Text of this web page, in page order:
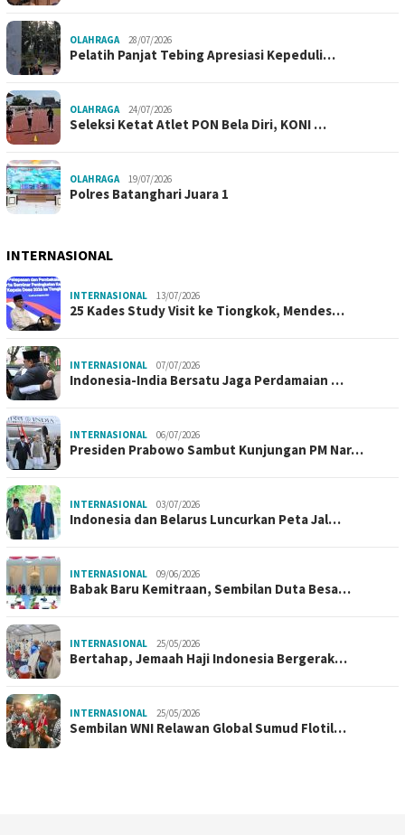
OLAHRAGA 28/07/2026
Pelatih Panjat Tebing Apresiasi Kepeduli…
OLAHRAGA 24/07/2026
Seleksi Ketat Atlet PON Bela Diri, KONI …
OLAHRAGA 19/07/2026
Polres Batanghari Juara 1
INTERNASIONAL
INTERNASIONAL 13/07/2026
25 Kades Study Visit ke Tiongkok, Mendes…
INTERNASIONAL 07/07/2026
Indonesia-India Bersatu Jaga Perdamaian …
INTERNASIONAL 06/07/2026
Presiden Prabowo Sambut Kunjungan PM Nar…
INTERNASIONAL 03/07/2026
Indonesia dan Belarus Luncurkan Peta Jal…
INTERNASIONAL 09/06/2026
Babak Baru Kemitraan, Sembilan Duta Besa…
INTERNASIONAL 25/05/2026
Bertahap, Jemaah Haji Indonesia Bergerak…
INTERNASIONAL 25/05/2026
Sembilan WNI Relawan Global Sumud Flotil…